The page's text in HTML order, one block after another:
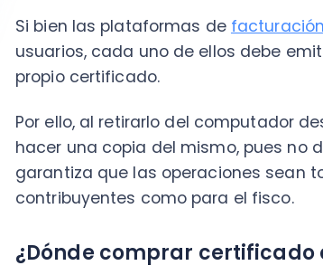
certificadas para su emisión.
compañías:
E-Sign
Certinet
Paperless
facturador electrónico es preciso contar
podrás emitir ni validar este y otros